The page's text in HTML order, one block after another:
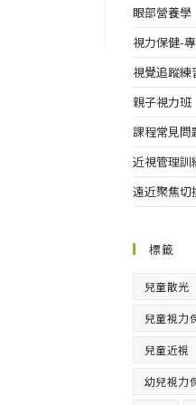
眼部營養學
視力保健-
視覺追蹤練
親子視力班
課程常見問
近視管理訓
遠近聚焦切
標籤
兒童散光
兒童視力
兒童近視
幼兒視力